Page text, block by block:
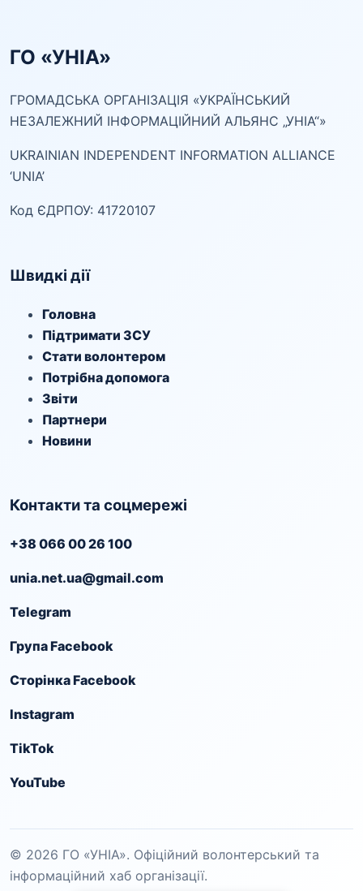
ГО «УНІА»
ГРОМАДСЬКА ОРГАНІЗАЦІЯ «УКРАЇНСЬКИЙ
НЕЗАЛЕЖНИЙ ІНФОРМАЦІЙНИЙ АЛЬЯНС „УНІА“»
UKRAINIAN INDEPENDENT INFORMATION ALLIANCE
‘UNIA’
Код ЄДРПОУ: 41720107
Швидкі дії
Головна
Підтримати ЗСУ
Стати волонтером
Потрібна допомога
Звіти
Партнери
Новини
Контакти та соцмережі
+38 066 00 26 100
unia.net.ua@gmail.com
Telegram
Група Facebook
Сторінка Facebook
Instagram
TikTok
YouTube
© 2026 ГО «УНІА». Офіційний волонтерський та
інформаційний хаб організації.